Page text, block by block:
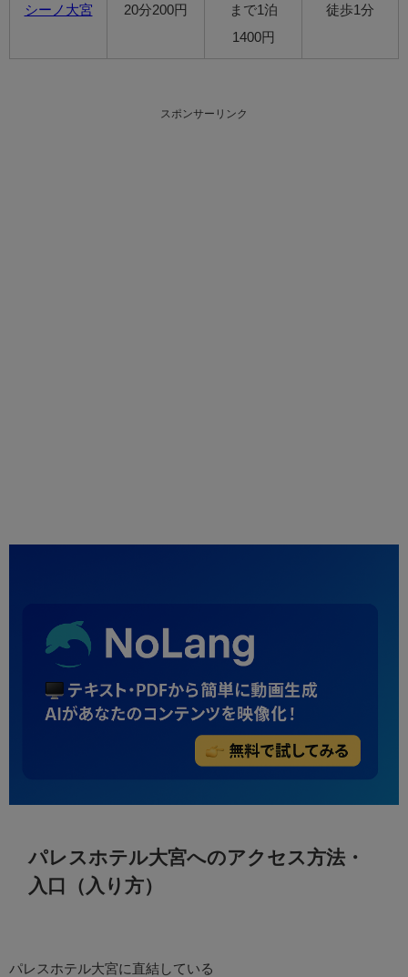
シーノ大宮 20分200円
まで1泊
1400円
徒歩1分
スポンサーリンク
パレスホテル大宮へのアクセス方法・
入口（入り方）
パレスホテル大宮に直結している